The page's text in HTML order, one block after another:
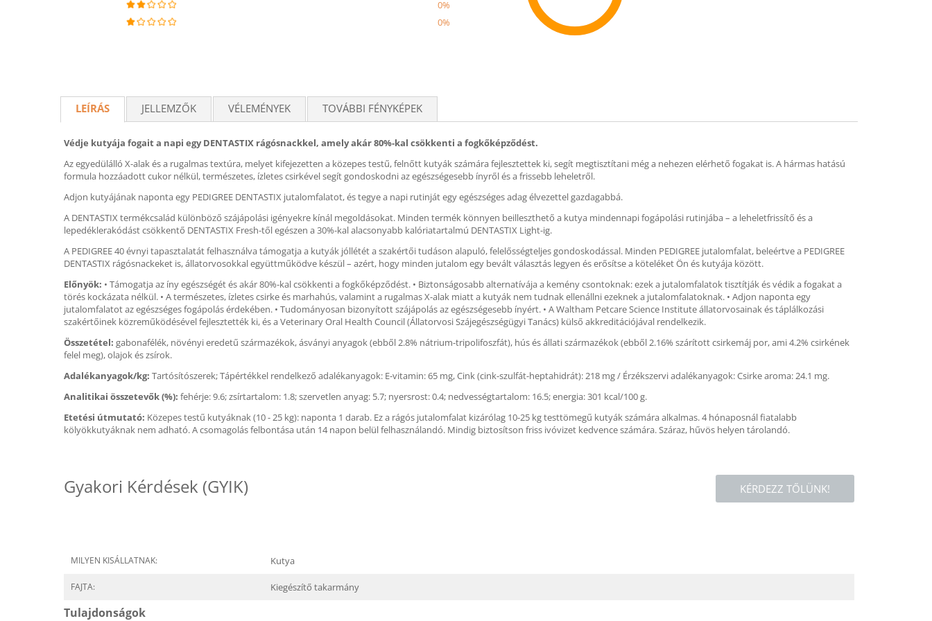
0%
0%
LEÍRÁS JELLEMZŐK VÉLEMÉNYEK TOVÁBBI FÉNYKÉPEK
Védje kutyája fogait a napi egy DENTASTIX rágósnackkel, amely akár 80%-kal csökkenti a fogkőképződést.
Az egyedülálló X-alak és a rugalmas textúra, melyet kifejezetten a közepes testű, felnőtt kutyák számára fejlesztettek ki, segít megtisztítani még a nehezen elérhető fogakat is. A hármas hatású
formula hozzáadott cukor nélkül, természetes, ízletes csirkével segít gondoskodni az egészségesebb ínyről és a frissebb leheletről.
Adjon kutyájának naponta egy PEDIGREE DENTASTIX jutalomfalatot, és tegye a napi rutinját egy egészséges adag élvezettel gazdagabbá.
A DENTASTIX termékcsalád különböző szájápolási igényekre kínál megoldásokat. Minden termék könnyen beilleszthető a kutya mindennapi fogápolási rutinjába – a leheletfrissítő és a
lepedéklerakódást csökkentő DENTASTIX Fresh-től egészen a 30%-kal alacsonyabb kalóriatartalmú DENTASTIX Light-ig.
A PEDIGREE 40 évnyi tapasztalatát felhasználva támogatja a kutyák jóllétét a szakértői tudáson alapuló, felelősségteljes gondoskodással. Minden PEDIGREE jutalomfalat, beleértve a PEDIGREE
DENTASTIX rágósnackeket is, állatorvosokkal együttműködve készül – azért, hogy minden jutalom egy bevált választás legyen és erősítse a köteléket Ön és kutyája között.
Előnyök: • Támogatja az íny egészségét és akár 80%-kal csökkenti a fogkőképződést. • Biztonságosabb alternatívája a kemény csontoknak: ezek a jutalomfalatok tisztítják és védik a fogakat a
törés kockázata nélkül. • A természetes, ízletes csirke és marhahús, valamint a rugalmas X-alak miatt a kutyák nem tudnak ellenállni ezeknek a jutalomfalatoknak. • Adjon naponta egy
jutalomfalatot az egészséges fogápolás érdekében. • Tudományosan bizonyított szájápolás az egészségesebb ínyért. • A Waltham Petcare Science Institute állatorvosainak és táplálkozási
szakértőinek közreműködésével fejlesztették ki, és a Veterinary Oral Health Council (Állatorvosi Szájegészségügyi Tanács) külső akkreditációjával rendelkezik.
Összetétel: gabonafélék, növényi eredetű származékok, ásványi anyagok (ebből 2.8% nátrium-tripolifoszfát), hús és állati származékok (ebből 2.16% szárított csirkemáj por, ami 4.2% csirkének
felel meg), olajok és zsírok.
Adalékanyagok/kg: Tartósítószerek; Tápértékkel rendelkező adalékanyagok: E-vitamin: 65 mg, Cink (cink-szulfát-heptahidrát): 218 mg / Érzékszervi adalékanyagok: Csirke aroma: 24.1 mg.
Analitikai összetevők (%): fehérje: 9.6; zsírtartalom: 1.8; szervetlen anyag: 5.7; nyersrost: 0.4; nedvességtartalom: 16.5; energia: 301 kcal/100 g.
Etetési útmutató: Közepes testű kutyáknak (10 - 25 kg): naponta 1 darab. Ez a rágós jutalomfalat kizárólag 10-25 kg testtömegű kutyák számára alkalmas. 4 hónaposnál fiatalabb
kölyökkutyáknak nem adható. A csomagolás felbontása után 14 napon belül felhasználandó. Mindig biztosítson friss ivóvizet kedvence számára. Száraz, hűvös helyen tárolandó.
KÉRDEZZ TŐLÜNK!
Gyakori Kérdések (GYIK)
MILYEN KISÁLLATNAK: Kutya
FAJTA: Kiegészítő takarmány
Tulajdonságok